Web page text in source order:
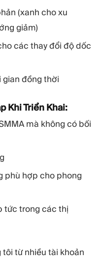
(xanh cho xu
giảm)
các thay đổi độ dốc
gian đồng thời
Khi Triển Khai:
mà không có bối
phù hợp cho phong
tức trong các thị
từ nhiều tài khoản